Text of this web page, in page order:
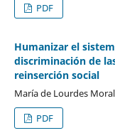
PDF
Humanizar el
discriminación de
reinserción social
María de Lourdes
PDF